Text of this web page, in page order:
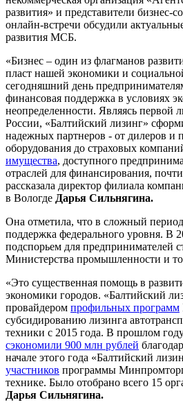
развития» и представители бизнес-
онлайн-встречи обсудили
развития МСБ.
«Бизнес – один из флагманов
пласт нашей экономики и
сегодняшний день
финансовая поддержка в условиях
неопределенности. Являясь первой
России, «Балтийский лизинг»
надежных партнеров - от дилеров и
оборудования до страховых
имущества, доступного
отраслей для финансирования,
рассказала директор филиала
в Вологде Дарья Сильнягина.
Она отметила, что в сложный
поддержка федерального уровня. В
подспорьем для предпринимателей
Министерства промышленности и
«Это существенная помощь в
экономики городов. «Балтийский
провайдером профильных программ
субсидированию лизинга
техники с 2015 года. В прошлом
сэкономили 900 млн рублей
начале этого года «Балтийский
участников программы
технике. Было отобрано всего 15
Дарья Сильнягина.